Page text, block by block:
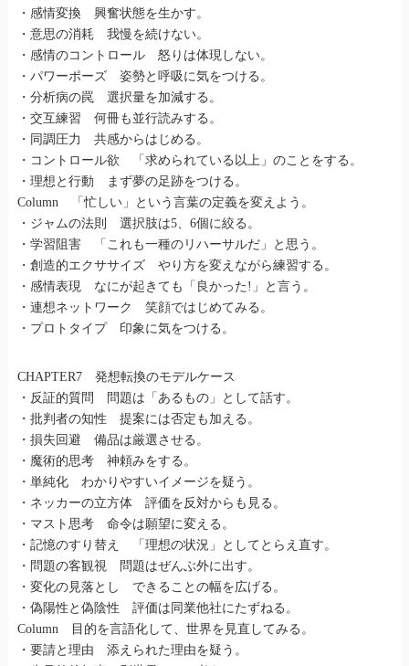
・感情変換 興奮状態を生かす。
・意思の消耗 我慢を続けない。
・感情のコントロール 怒りは体現しない。
・パワーポーズ 姿勢と呼吸に気をつける。
・分析病の罠 選択量を加減する。
・交互練習 何冊も並行読みする。
・同調圧力 共感からはじめる。
・コントロール欲 「求められている以上」のことをする。
・理想と行動 まず夢の足跡をつける。
Column 「忙しい」という言葉の定義を変えよう。
・ジャムの法則 選択肢は5、6個に絞る。
・学習阻害 「これも一種のリハーサルだ」と思う。
・創造的エクササイズ やり方を変えながら練習する。
・感情表現 なにが起きても「良かった!」と言う。
・連想ネットワーク 笑顔ではじめてみる。
・プロトタイプ 印象に気をつける。
CHAPTER7 発想転換のモデルケース
・反証的質問 問題は「あるもの」として話す。
・批判者の知性 提案には否定も加える。
・損失回避 備品は厳選させる。
・魔術的思考 神頼みをする。
・単純化 わかりやすいイメージを疑う。
・ネッカーの立方体 評価を反対からも見る。
・マスト思考 命令は願望に変える。
・記憶のすり替え 「理想の状況」としてとらえ直す。
・問題の客観視 問題はぜんぶ外に出す。
・変化の見落とし できることの幅を広げる。
・偽陽性と偽陰性 評価は同業他社にたずねる。
Column 目的を言語化して、世界を見直してみる。
・要請と理由 添えられた理由を疑う。